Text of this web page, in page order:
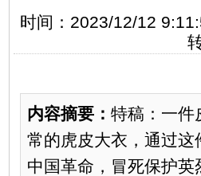
时间：2023/12/12
内容摘要： 特稿：一件
常的虎皮大衣，通过
中国革命，冒死保护